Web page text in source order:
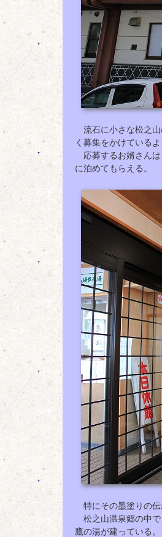
流石に小さな松之山
く募集をかけているよ
応募するお婿さんは
に泊めてもらえる。
特にその墨塗りの伝
松之山温泉郷の中で
鷹の湯が建っている。